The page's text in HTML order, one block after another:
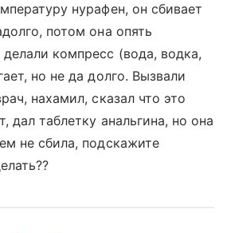
нурафен, он сбивает
потом она опять
компресс (вода, водка,
но не да долго. Вызвали
нахамил, сказал что это
дал таблетку анальгина, но она
не сбила, подскажите